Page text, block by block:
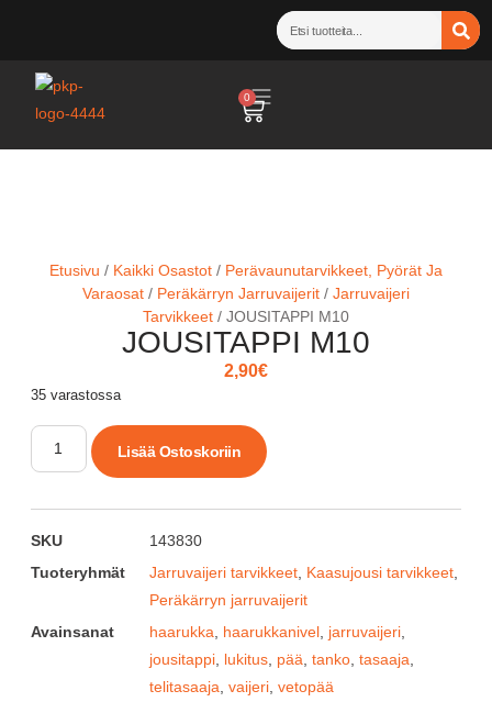
0
Etusivu / Kaikki Osastot / Perävaunutarvikkeet, Pyörät Ja
Varaosat / Peräkärryn Jarruvaijerit / Jarruvaijeri
Tarvikkeet / JOUSITAPPI M10
JOUSITAPPI M10
2,90€
35 varastossa
Lisää Ostoskoriin
SKU
143830
Tuoteryhmät
Jarruvaijeri tarvikkeet Kaasujousi tarvikkeet
Peräkärryn jarruvaijerit
Avainsanat
haarukka haarukkanivel jarruvaijeri
jousitappi lukitus pää tanko tasaaja
telitasaaja vaijeri vetopää